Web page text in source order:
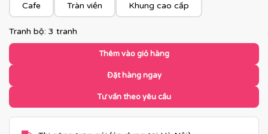
Cafe Tràn viền Khung cao cấp
Tranh bộ: 3 tranh
Thêm vào giỏ hàng
Đặt hàng ngay
Tư vấn theo yêu cầu